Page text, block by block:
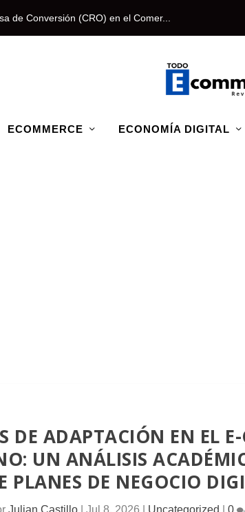
de Conversión (CRO) en el Comer...
ECOMMERCE ECONOMÍA DIGITAL
DE ADAPTACIÓN EN EL
UN ANÁLISIS
PLANES DE NEGOCIO
Julian Castillo |Jul 8, 2026 Uncategorized |0